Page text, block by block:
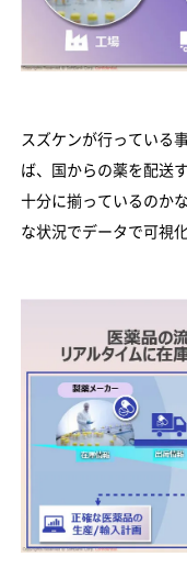
スズケンが行っている
ば、国からの薬を配送
十分に揃っているのか
な状況でデータで可視